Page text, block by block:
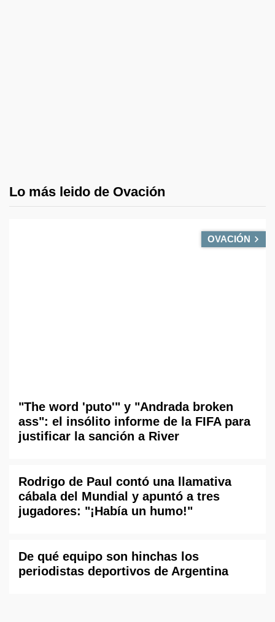
Lo más leido de Ovación
OVACIÓN
"The word 'puto'" y "Andrada broken
ass": el insólito informe de la FIFA para
justificar la sanción a River
Rodrigo de Paul contó una llamativa
cábala del Mundial y apuntó a tres
jugadores: "¡Había un humo!"
De qué equipo son hinchas los
periodistas deportivos de Argentina